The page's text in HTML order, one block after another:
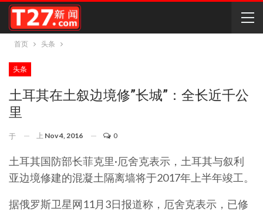
首页 头条
头条
土耳其在土叙边境修”长城”：全长近千公
里
于 上 Nov 4, 2016 0
土耳其国防部长菲克里·厄舍克表示，土耳其与叙利
亚边境修建的混凝土隔离墙将于2017年上半年竣工。
据俄罗斯卫星网11月3日报道称，厄舍克表示，已修